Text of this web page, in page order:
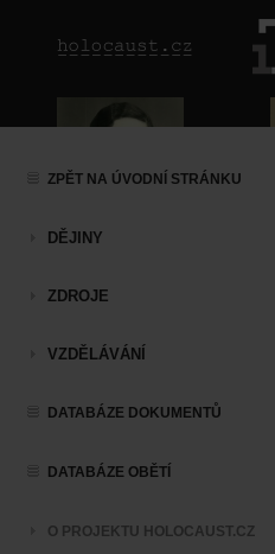
ZPĚT NA ÚVODNÍ STRÁNKU
DĚJINY
ZDROJE
VZDĚLÁVÁNÍ
DATABÁZE DOKUMENTŮ
DATABÁZE OBĚTÍ
O PROJEKTU HOLOCAUST.CZ